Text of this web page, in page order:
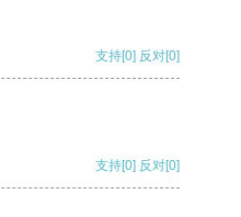
支持[0] 反对[0]
支持[0] 反对[0]